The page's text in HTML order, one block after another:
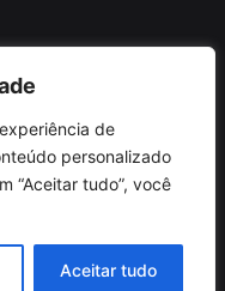
de
personalizado
“Aceitar tudo”, você
Aceitar tudo
Anuncie
InstagramTelegramTikTok